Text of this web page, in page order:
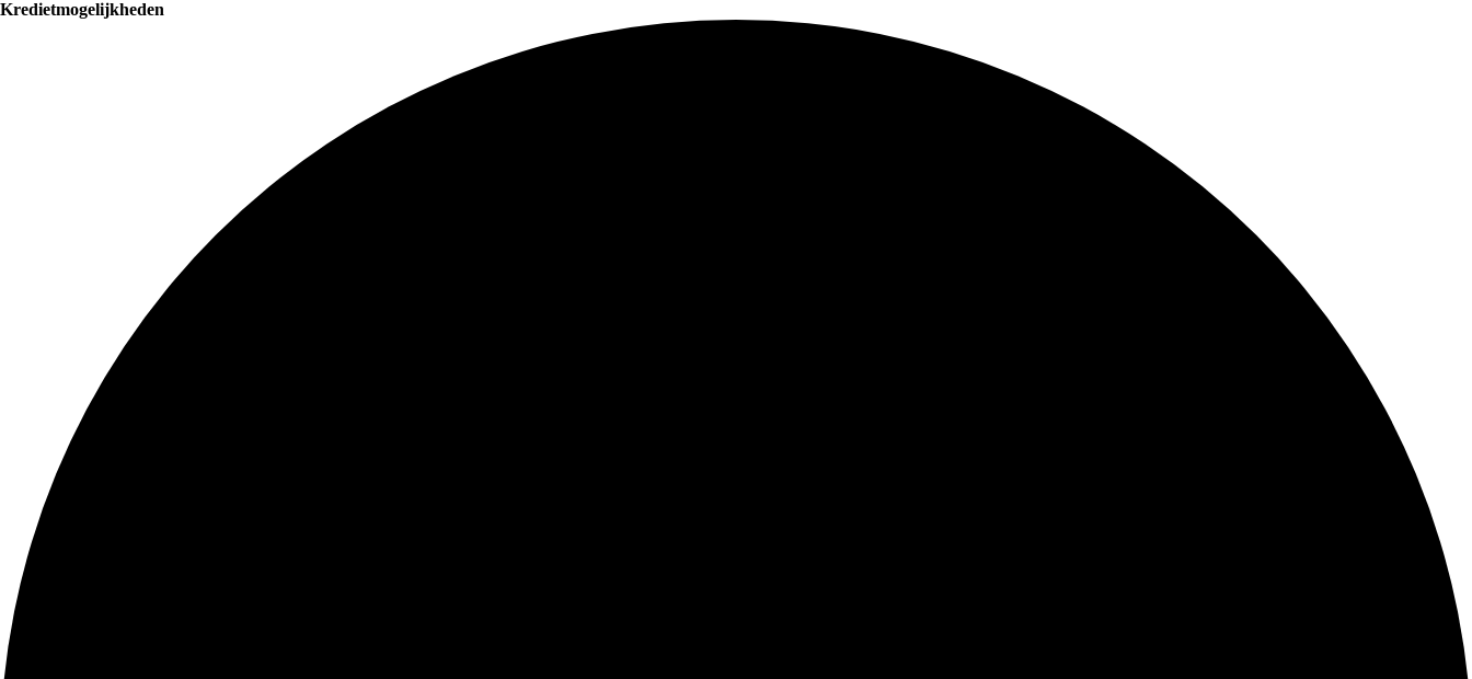
Kredietmogelijkheden